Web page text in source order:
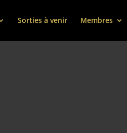
Sorties à venir Membres